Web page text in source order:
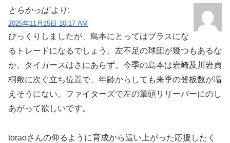
とらかっぱ より:
2025年11月15日 10:17 AM
びっくりしましたが、島本にとってはプラスにな
るトレードになるでしょう。左不足の球団が幾つもあるな
か、タイガースはさにあらず。今季の島本は岩崎及川岩貞
桐敷に次ぐ立ち位置で、年齢からしても来季の登板数が増
えそうにない。ファイターズで左の筆頭リリーバーにのし
あがって欲しいです。
toraoさんの仰るように育成から這い上がった応援したく